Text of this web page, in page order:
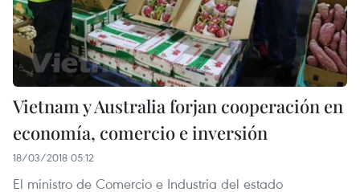
Vietnam y Australia forjan cooperación en
economía, comercio e inversión
18/03/2018 05:12
El ministro de Comercio e Industria del estado